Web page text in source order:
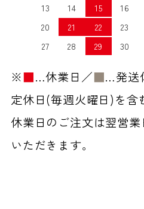
13
14 15 16
20
21 22 23
27
28 29 30
※■…休業日／■…発送
定休日(毎週火曜日)を含
休業日のご注文は翌営
いただきます。